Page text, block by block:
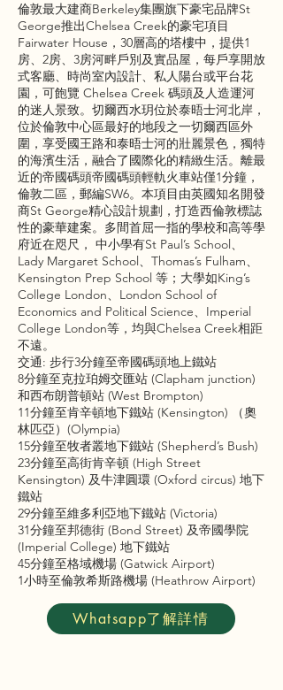
倫敦最大建商Berkeley集團旗下豪宅品牌St
George推出Chelsea Creek的豪宅項目
Fairwater House，30層高的塔樓中，提供1
房、2房、3房河畔戶別及實品屋，每戶享開放
式客廳、時尚室內設計、私人陽台或平台花
園，可飽覽 Chelsea Creek 碼頭及人造運河
的迷人景致。切爾西水玥位於泰晤士河北岸，
位於倫敦中心區最好的地段之一切爾西區外
圍，享受國王路和泰晤士河的壯麗景色，獨特
的海濱生活，融合了國際化的精緻生活。離最
近的帝國碼頭帝國碼頭輕軌火車站僅1分鐘，
倫敦二區，郵編SW6。本項目由英國知名開發
商St George精心設計規劃，打造西倫敦標誌
性的豪華建案。多間首屈一指的學校和高等學
府近在咫尺， 中小學有St Paul’s School、
Lady Margaret School、Thomas’s Fulham、
Kensington Prep School 等；大學如King’s
College London、London School of
Economics and Political Science、Imperial
College London等，均與Chelsea Creek相距
不遠。
交通: 步行3分鐘至帝國碼頭地上鐵站
8分鐘至克拉珀姆交匯站 (Clapham junction)
和西布朗普頓站 (West Brompton)
11分鐘至肯辛頓地下鐵站 (Kensington) （奧
林匹亞）(Olympia)
15分鐘至牧者叢地下鐵站 (Shepherd’s Bush)
23分鐘至高街肯辛頓 (High Street
Kensington) 及牛津圓環 (Oxford circus) 地下
鐵站
29分鐘至維多利亞地下鐵站 (Victoria)
31分鐘至邦德街 (Bond Street) 及帝國學院
(Imperial College) 地下鐵站
45分鐘至格域機場 (Gatwick Airport)
1小時至倫敦希斯路機場 (Heathrow Airport)
Whatsapp了解詳情